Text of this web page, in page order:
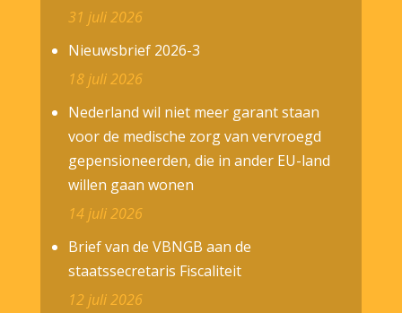
31 juli 2026
Nieuwsbrief 2026-3
18 juli 2026
Nederland wil niet meer garant staan
voor de medische zorg van vervroegd
gepensioneerden, die in ander EU-land
willen gaan wonen
14 juli 2026
Brief van de VBNGB aan de
staatssecretaris Fiscaliteit
12 juli 2026